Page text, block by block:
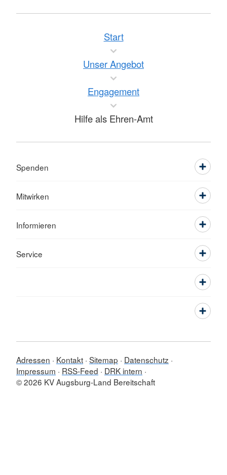
Start
Unser Angebot
Engagement
Hilfe als Ehren-Amt
Spenden
Mitwirken
Informieren
Service
Adressen Kontakt Sitemap
Datenschutz
Impressum
RSS-Feed
DRK intern
© 2026 KV Augsburg-Land Bereitschaft